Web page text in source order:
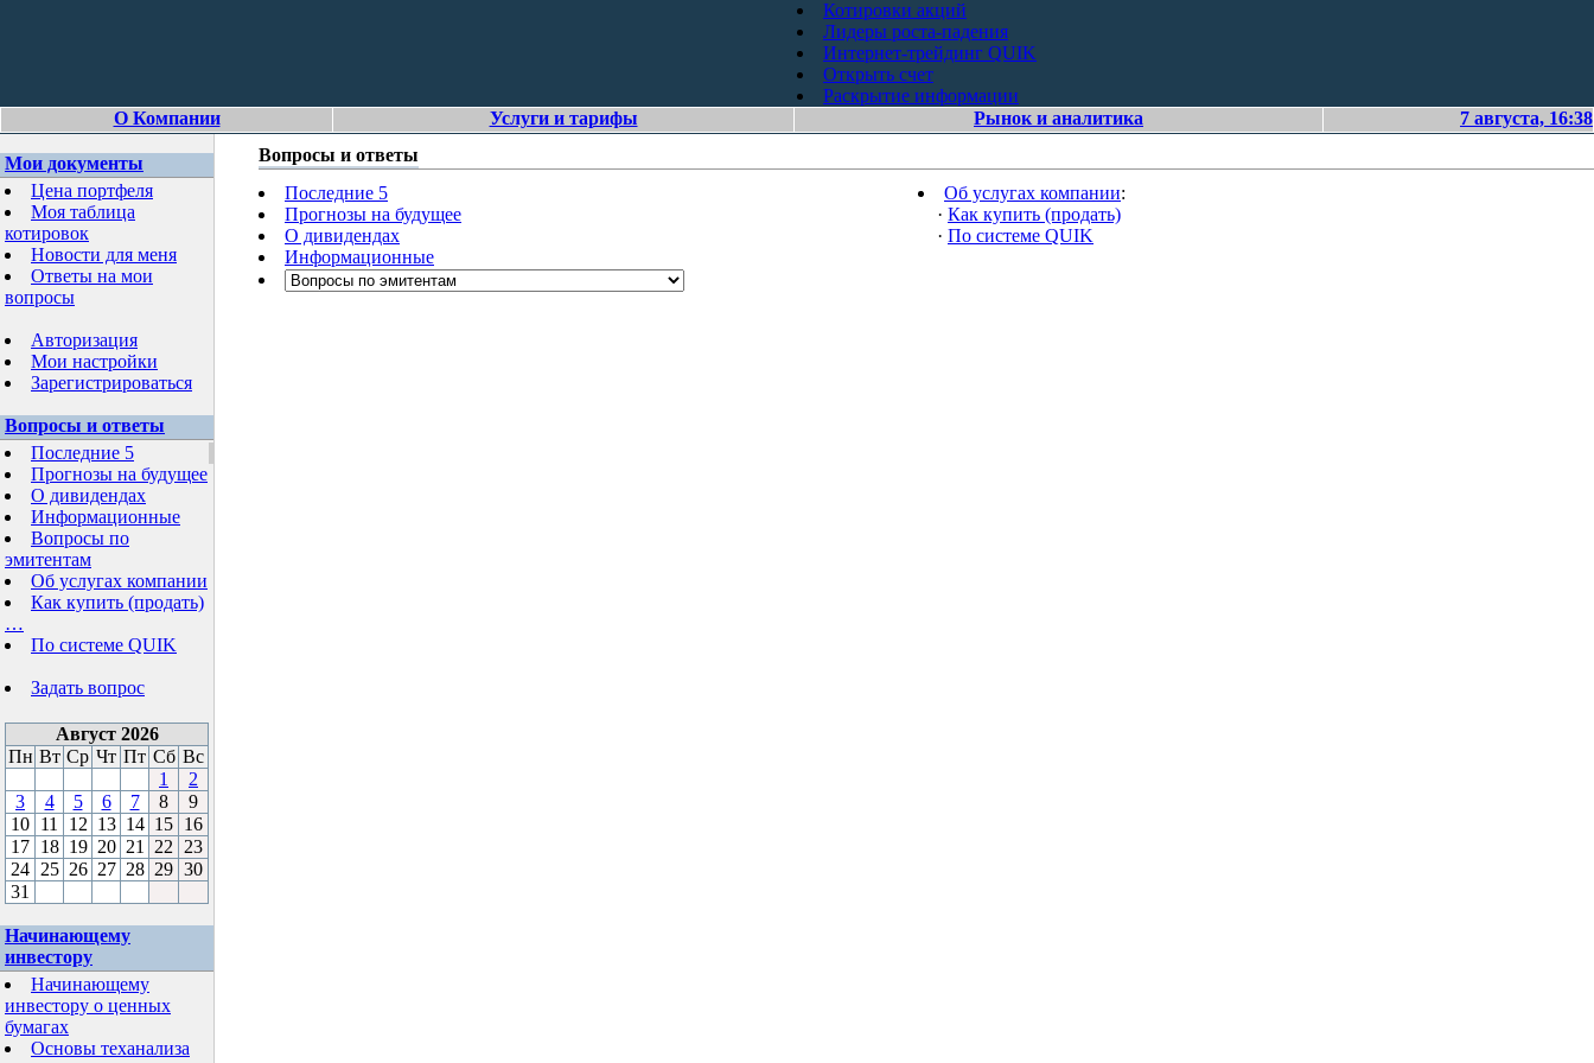
Котировки акций
Лидеры роста-падения
Интернет-трейдинг QUIK
Открыть счет
Раскрытие информации
О Компании
Услуги и тарифы Рынок и аналитика 7 августа, 16:38
Мои документы
Цена портфеля
Моя таблица
котировок
Новости для меня
Ответы на мои
вопросы
Авторизация
Мои настройки
Зарегистрироваться
Вопросы и ответы
Последние 5
Прогнозы на будущее
О дивидендах
Информационные
Вопросы по
эмитентам
Об услугах компании
Как купить (продать)
…
По системе QUIK
Задать вопрос
Август 2026
Пн Вт Ср Чт Пт Сб Вс
1
2
3
4 5 6 7 8
9
10 11 12 13 14 15 16
17 18 19 20 21 22
23
24 25 26 27 28 29 30
31
Начинающему
инвестору
Начинающему
инвестору о ценных
бумагах
Основы теханализа
Вопросы и ответы
Последние 5
Прогнозы на будущее
О дивидендах
Информационные
Об услугах компании:
· Как купить (продать)
· По системе QUIK